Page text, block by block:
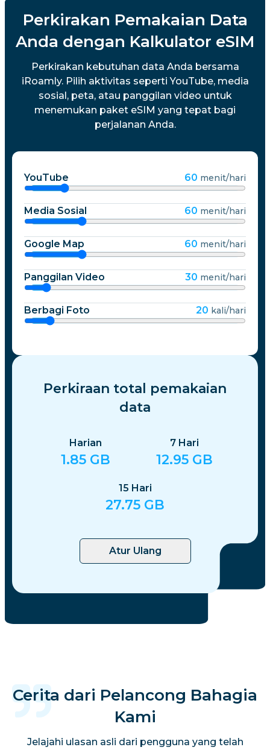
Perkirakan Pemakaian Data
Anda dengan Kalkulator eSIM
Perkirakan kebutuhan data Anda bersama
iRoamly. Pilih aktivitas seperti YouTube, media
sosial, peta, atau panggilan video untuk
menemukan paket eSIM yang tepat bagi
perjalanan Anda.
YouTube 60 menit/hari
Media Sosial 60 menit/hari
Google Map 60 menit/hari
Panggilan Video 30 menit/hari
Berbagi Foto 20 kali/hari
Perkiraan total pemakaian
data
Harian
1.85 GB
7 Hari
12.95 GB
15 Hari
27.75 GB
Atur Ulang
Cerita dari Pelancong Bahagia
Kami
Jelajahi ulasan asli dari pengguna yang telah